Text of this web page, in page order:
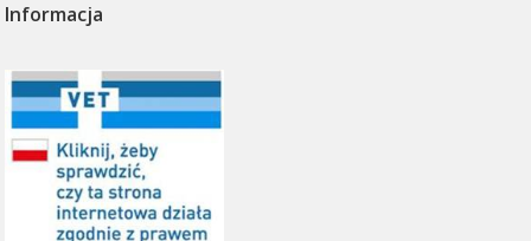
Informacja